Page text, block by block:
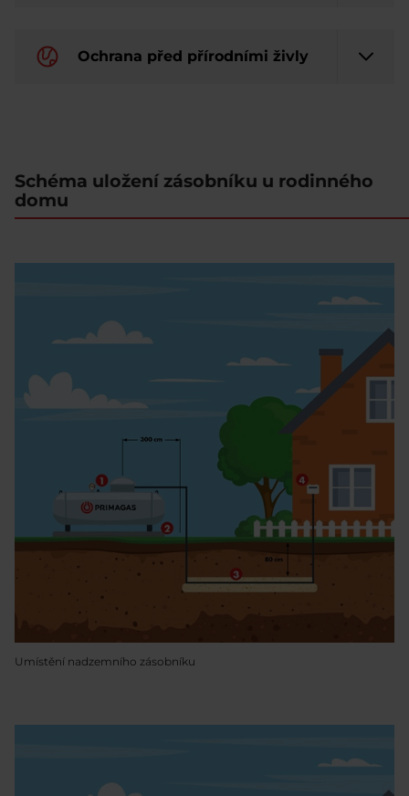
Ochrana před přírodními živly
Schéma uložení zásobníku u rodinného
domu
Umístění nadzemního zásobníku